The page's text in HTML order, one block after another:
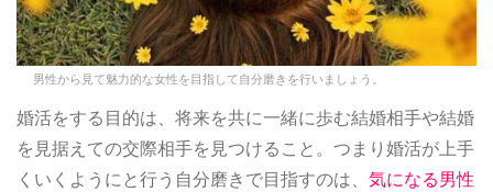
男性から見て魅力的な女性を目指して自分磨きを行いましょう。
婚活をする目的は、将来を共に一緒に歩む結婚相手や結婚
を見据えての交際相手を見つけること。つまり婚活が上手
くいくようにと行う自分磨きで目指すのは、 気になる男性